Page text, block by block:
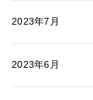
2023年7月
2023年6月